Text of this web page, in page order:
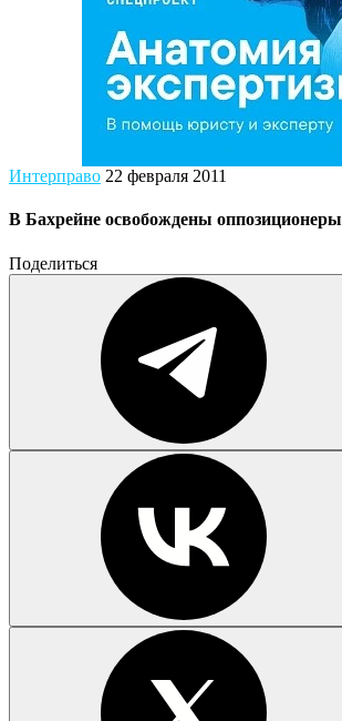
Интерправо 22 февраля 2011
В Бахрейне освобождены оппозиционеры
Поделиться